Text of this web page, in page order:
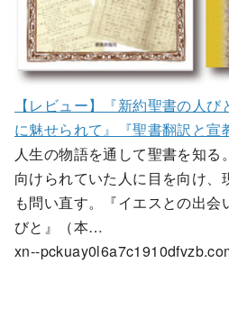
【レビュー】『新約聖書の人
に魅せられて』『聖書翻訳と宣
人生の物語を通して聖書を知る
向けられていた人に目を向け、
も問い直す。『イエスとの出
びと』（本…
xn--